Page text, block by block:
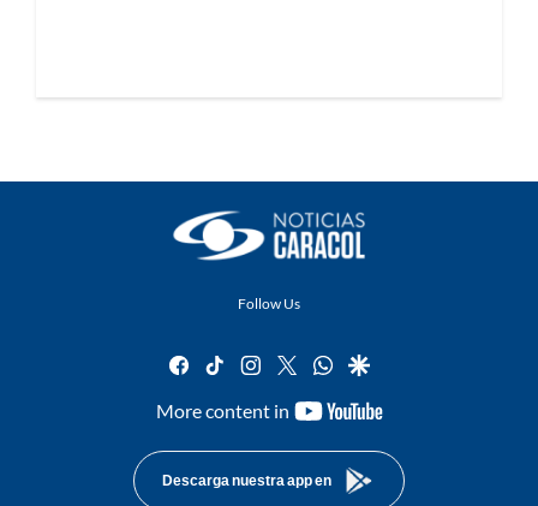
Follow Us
facebook
tiktok instagram
twitterwhatsapp
google
More content in
youtube-
Descarga nuestra app en